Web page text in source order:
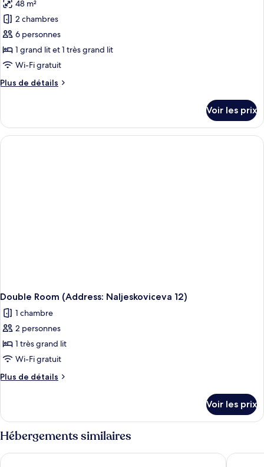
(Address
Prijeko
15A)
Above
Night
Bar
(Address
Prijeko
15A)
photos
pour
ce
type
de
chambre :
City
Naljeskoviceva
12)
48 m²
2 chambres
6 personnes
1 grand lit et 1 très grand lit
Wi-Fi gratuit
Plus de détails
Plus
le
type
de
Voir les prix
Double Room (Address: Naljeskoviceva 12)
1 chambre
2 personnes
1 très grand lit
Wi-Fi gratuit
Plus de détails
Plus
le
type
de
chambre
Double
Voir les prix
Hébergements similaires
Hamlet Bed & Breakfast Rooms